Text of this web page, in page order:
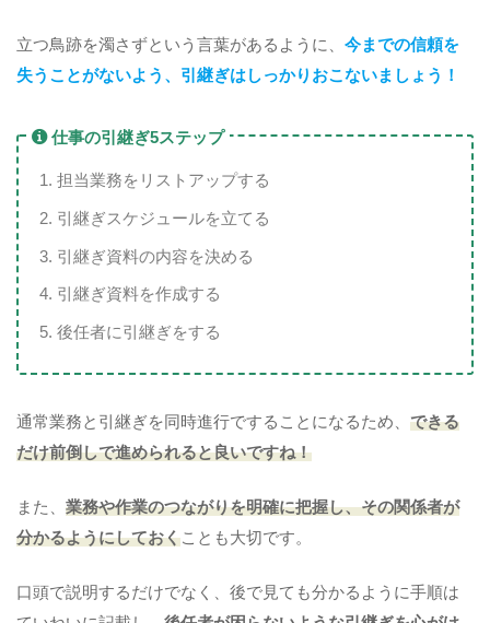
立つ鳥跡を濁さずという言葉があるように、 今までの信頼を
失うことがないよう、引継ぎはしっかりおこないましょう！
仕事の引継ぎ5ステップ
担当業務をリストアップする
引継ぎスケジュールを立てる
引継ぎ資料の内容を決める
引継ぎ資料を作成する
後任者に引継ぎをする
通常業務と引継ぎを同時進行ですることになるため、 できる
だけ前倒しで進められると良いですね！
また、 業務や作業のつながりを明確に把握し、その関係者が
分かるようにしておくことも大切です。
口頭で説明するだけでなく、後で見ても分かるように手順は